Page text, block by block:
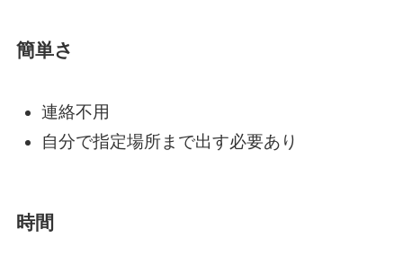
簡単さ
連絡不用
自分で指定場所まで出す必要あり
時間